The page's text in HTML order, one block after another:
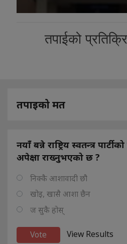
तपाईको
तपाइको मत
नयाँ बन्ने राष्ट्रिय स्वतन्त्र
अपेक्षा राख्नुभएको छ ?
निक्कै आशावादी छौ
खोइ, खासै आशा छैन
ज सुकै होस्
View Results